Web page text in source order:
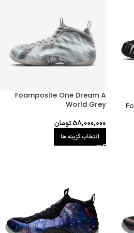
Foamposite One Dream A
World Grey
58,000,000تومان
انتخاب گزینه ها